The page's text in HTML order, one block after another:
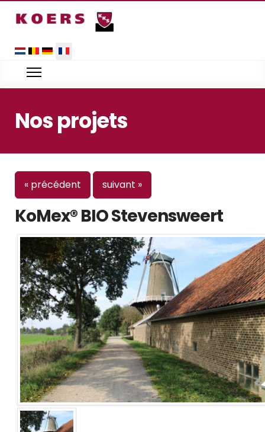
Sélectionnez votre langue
Nos projets
« précédent suivant »
KoMex® BIO Stevensweert